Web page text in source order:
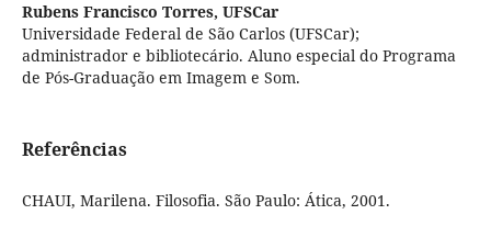
Rubens Francisco Torres, UFSCar
Universidade Federal de São Carlos (UFSCar);
administrador e bibliotecário. Aluno especial do Programa
de Pós-Graduação em Imagem e Som.
Referências
CHAUI, Marilena. Filosofia. São Paulo: Ática, 2001.